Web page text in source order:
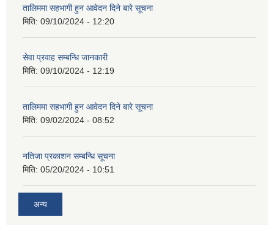
तालिममा सहभागी हुन आवेदन दिने बारे सूचना
मिति: 09/10/2024 - 12:20
सेवा प्रवाह सम्बन्धि जानकारी
मिति: 09/10/2024 - 12:19
तालिममा सहभागी हुन आवेदन दिने बारे सूचना
मिति: 09/02/2024 - 08:52
नतिजा प्रकाशन सम्बन्धि सूचना
मिति: 05/20/2024 - 10:51
अन्य